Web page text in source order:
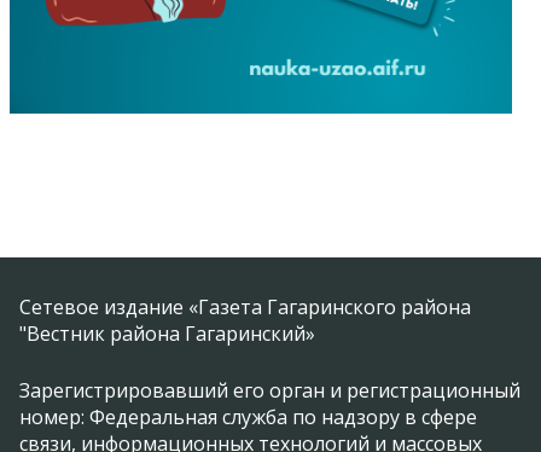
Сетевое издание «Газета Гагаринского района
"Вестник района Гагаринский»
Зарегистрировавший его орган и регистрационный
номер: Федеральная служба по надзору в сфере
связи, информационных технологий и массовых